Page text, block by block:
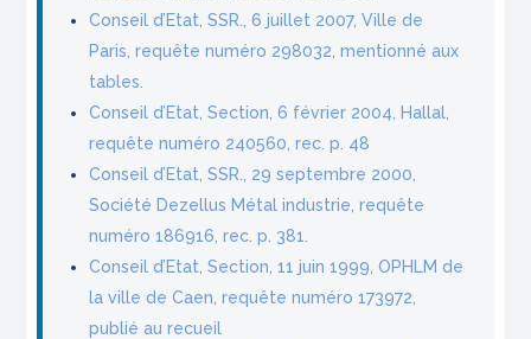
Conseil d’Etat, SSR., 6 juillet 2007, Ville de
Paris, requête numéro 298032, mentionné aux
tables.
Conseil d’Etat, Section, 6 février 2004, Hallal,
requête numéro 240560, rec. p. 48
Conseil d’Etat, SSR., 29 septembre 2000,
Société Dezellus Métal industrie, requête
numéro 186916, rec. p. 381.
Conseil d’Etat, Section, 11 juin 1999, OPHLM de
la ville de Caen, requête numéro 173972,
publié au recueil